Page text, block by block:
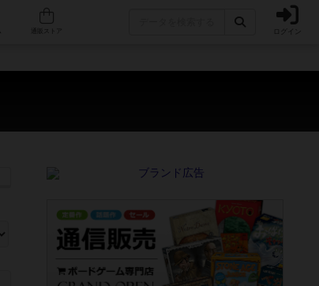
人気ボードゲーム ログイン
ュアルを読む時間や参加者へのルール説明時間は含まれていないため、初めて
世ファンタジー・クッキング・海賊同士の対決など、ゲームコンセプトを絞
ームに慣れている方向けの絞込機能です。例えば「ダイスロール」はランダ